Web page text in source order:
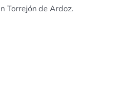
Torrejón de Ardoz.